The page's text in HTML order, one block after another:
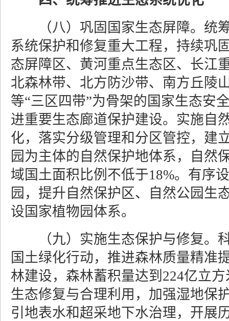
（八）巩固国家生态屏障。 统
系统保护和修复重大工程，持续巩
态屏障区、黄河重点生态区、长江
北森林带、北方防沙带、南方丘陵
等“三区四带”为骨架的国家生态安
进重要生态廊道保护建设。实施自
化，落实分级管理和分区管控，建
园为主体的自然保护地体系，自然
域国土面积比例不低于18%。有序
园，提升自然保护区、自然公园生
设国家植物园体系。
（九）实施生态保护与修复。
国土绿化行动，推进森林质量精准
林建设，森林蓄积量达到224亿立
生态修复与合理利用，加强湿地保
引地表水和超采地下水治理，开展